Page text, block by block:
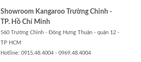
Showroom Kangaroo Trường Chinh -
TP. Hồ Chí Minh
560 Trường Chinh - Đông Hưng Thuận - quận 12 -
TP HCM
Hotline: 0915.48.4004 - 0969.48.4004